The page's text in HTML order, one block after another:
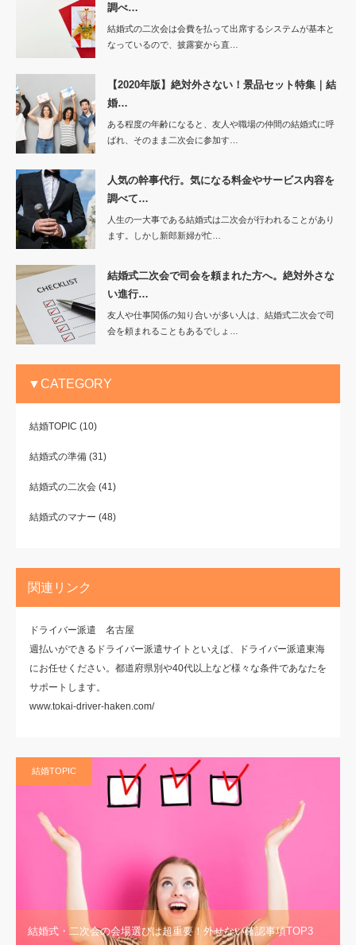
調べ…
結婚式の二次会は会費を払って出席するシステムが基本と
なっているので、披露宴から直…
【2020年版】絶対外さない！景品セット特集｜結
婚…
ある程度の年齢になると、友人や職場の仲間の結婚式に呼
ばれ、そのまま二次会に参加す…
人気の幹事代行。気になる料金やサービス内容を
調べて…
人生の一大事である結婚式は二次会が行われることがあり
ます。しかし新郎新婦が忙…
結婚式二次会で司会を頼まれた方へ。絶対外さな
い進行…
友人や仕事関係の知り合いが多い人は、結婚式二次会で司
会を頼まれることもあるでしょ…
▼CATEGORY
結婚TOPIC (10)
結婚式の準備 (31)
結婚式の二次会 (41)
結婚式のマナー (48)
関連リンク
ドライバー派遣 名古屋
週払いができるドライバー派遣サイトといえば、ドライバー派遣東海
にお任せください。都道府県別や40代以上など様々な条件であなたを
サポートします。
www.tokai-driver-haken.com/
結婚TOPIC
結婚式・二次会の会場選びは超重要！外せない確認事項TOP3